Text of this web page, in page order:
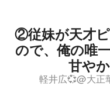
②従妹が天才
ので、俺の唯
甘や
軽井広💞@大正